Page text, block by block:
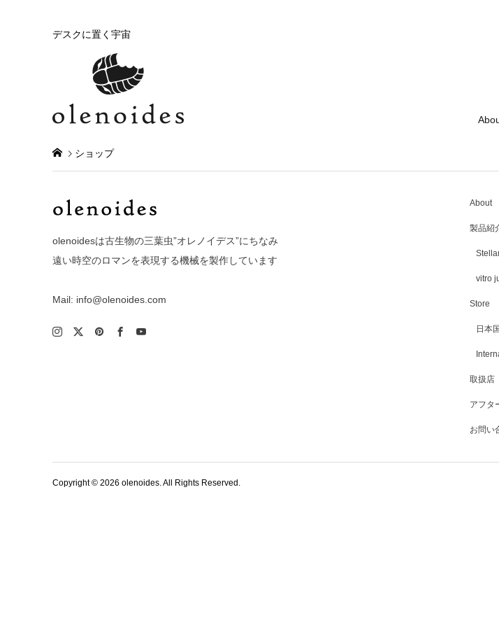
デスクに置く宇宙
ショップ
olenoidesは古生物の三葉虫”オレノイデス”にちなみ
遠い時空のロマンを表現する機械を製作しています
Mail: info@olenoides.com
About
製品紹
vitro
Store
日本
取扱店
アフタ
お問い
Copyright ©2026 olenoides. All Rights Reserved.